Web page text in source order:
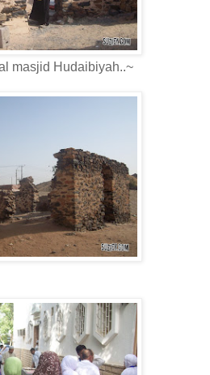
masjid Hudaibiyah..~